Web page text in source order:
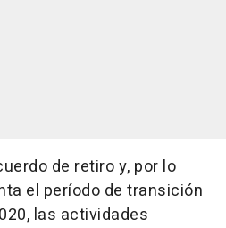
de retiro y, por lo
el período de transición
las actividades